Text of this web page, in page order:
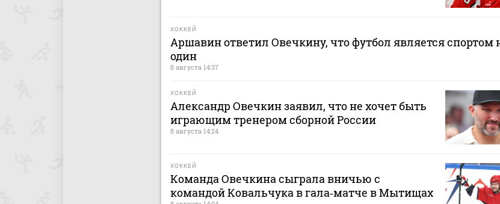
ХОККЕЙ
Аршавин ответил Овечкину, что футбол является спортом
один
8 августа 14:37
ХОККЕЙ
Александр Овечкин заявил, что не хочет быть
играющим тренером сборной России
8 августа 14:24
ХОККЕЙ
Команда Овечкина сыграла вничью с
командой Ковальчука в гала‑матче в Мытищах